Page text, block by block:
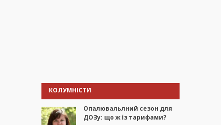
КОЛУМНІСТИ
Опалювальлний сезон для
ДОЗу: що ж із тарифами?